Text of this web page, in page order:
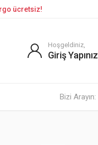
ücretsiz!
Bizi Arayın:
Hoşgeldiniz,
Giriş Yapınız